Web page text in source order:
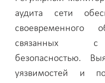
аудита сети
своевременного
связанных с
безопасностью.
уязвимостей и